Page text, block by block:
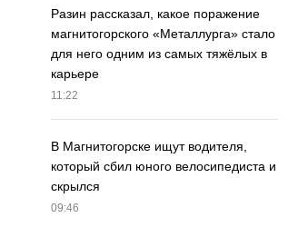
Разин рассказал, какое поражение
магнитогорского «Металлурга» стало
для него одним из самых тяжёлых в
карьере
11:22
В Магнитогорске ищут водителя,
который сбил юного велосипедиста и
скрылся
09:46